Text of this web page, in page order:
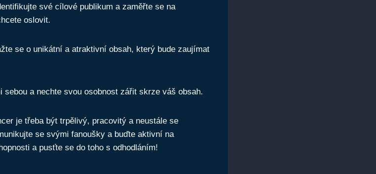
své cílové publikum a zaměřte se na
oslovit.
se o unikátní a atraktivní obsah, který bude zaujímat
sebou a nechte svou osobnost zářit skrze váš obsah.
je třeba být trpělivý, pracovitý a neustále se
se svými fanoušky a buďte aktivní na
a pusťte se do toho s odhodláním!